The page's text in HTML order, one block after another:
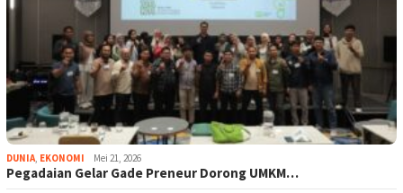
DUNIA, EKONOMI Mei 21, 2026
Pegadaian Gelar Gade Preneur Dorong UMKM…